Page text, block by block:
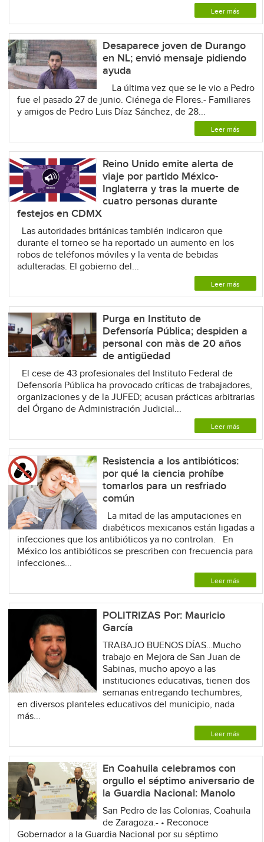
Leer más
Desaparece joven de Durango
en NL; envió mensaje pidiendo
ayuda
La última vez que se le vio a Pedro
fue el pasado 27 de junio. Ciénega de Flores.- Familiares
y amigos de Pedro Luis Díaz Sánchez, de 28...
Leer más
Reino Unido emite alerta de
viaje por partido México-
Inglaterra y tras la muerte de
cuatro personas durante
festejos en CDMX
Las autoridades británicas también indicaron que
durante el torneo se ha reportado un aumento en los
robos de teléfonos móviles y la venta de bebidas
adulteradas. El gobierno del...
Leer más
Purga en Instituto de
Defensoría Pública; despiden a
personal con màs de 20 años
de antigüedad
El cese de 43 profesionales del Instituto Federal de
Defensoría Pública ha provocado críticas de trabajadores,
organizaciones y de la JUFED; acusan prácticas arbitrarias
del Órgano de Administración Judicial...
Leer más
Resistencia a los antibióticos:
por qué la ciencia prohíbe
tomarlos para un resfriado
común
La mitad de las amputaciones en
diabéticos mexicanos están ligadas a
infecciones que los antibióticos ya no controlan. En
México los antibióticos se prescriben con frecuencia para
infecciones...
Leer más
POLITRIZAS Por: Mauricio
García
TRABAJO BUENOS DÍAS…Mucho
trabajo en Mejora de San Juan de
Sabinas, mucho apoyo a las
instituciones educativas, tienen dos
semanas entregando techumbres,
en diversos planteles educativos del municipio, nada
más...
Leer más
En Coahuila celebramos con
orgullo el séptimo aniversario de
la Guardia Nacional: Manolo
San Pedro de las Colonias, Coahuila
de Zaragoza.- • Reconoce
Gobernador a la Guardia Nacional por su séptimo